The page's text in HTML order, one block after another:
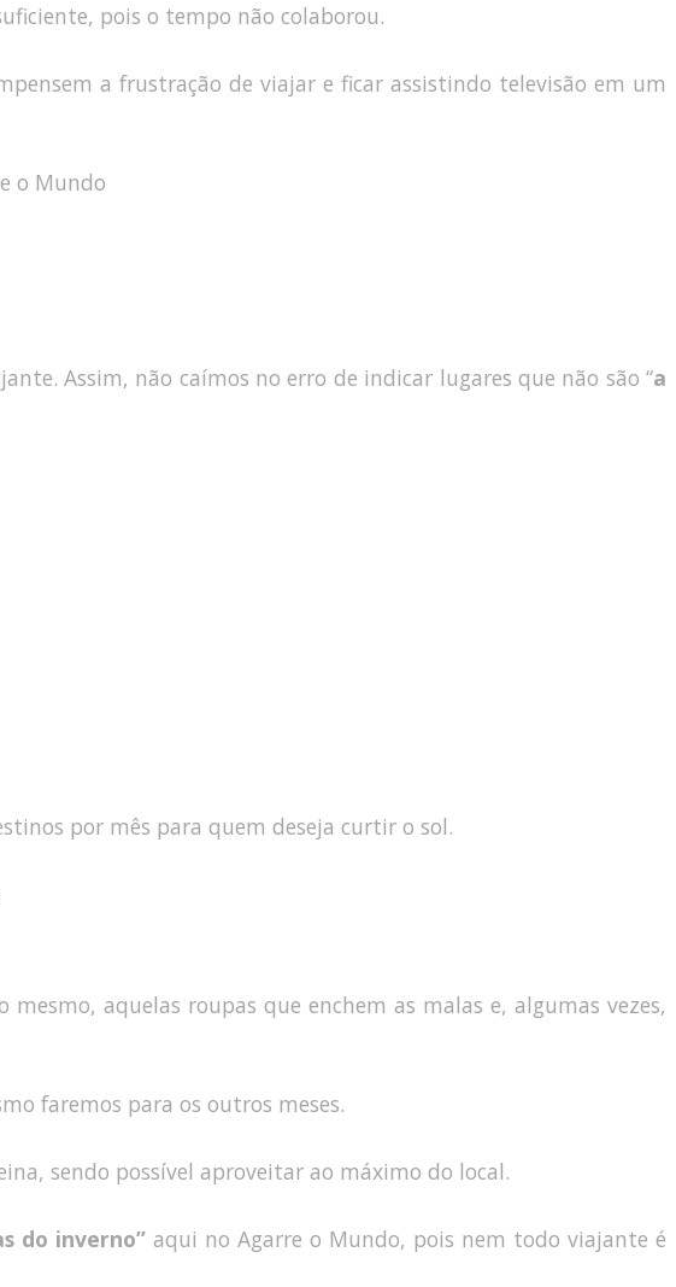
pois o tempo não colaborou.
a frustração de viajar e ficar assistindo televisão em um
Assim, não caímos no erro de indicar lugares que não são “a
por mês para quem deseja curtir o sol.
aquelas roupas que enchem as malas e, algumas vezes,
faremos para os outros meses.
sendo possível aproveitar ao máximo do local.
do inverno” aqui no Agarre o Mundo, pois nem todo viajante é